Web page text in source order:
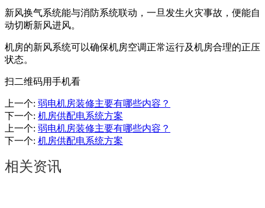
新风换气系统能与消防系统联动，一旦发生火灾事故，便能自
动切断新风进风。
机房的新风系统可以确保机房空调正常运行及机房合理的正压
状态。
扫二维码用手机看
上一个: 弱电机房装修主要有哪些内容？
下一个: 机房供配电系统方案
上一个: 弱电机房装修主要有哪些内容？
下一个: 机房供配电系统方案
相关资讯